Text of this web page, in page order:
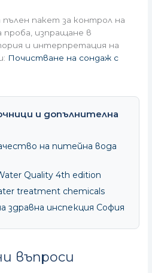
пълен пакет за контрол на
изпращане в
и интерпретация на
Почистване на сондаж с
и допълнителна
на питейна вода
Quality 4th edition
treatment chemicals
здравна инспекция София
въпроси